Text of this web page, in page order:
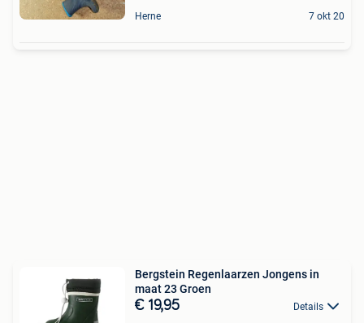
Herne 7 okt 20
Bergstein Regenlaarzen Jongens in
maat 23 Groen
€ 19,95 Details